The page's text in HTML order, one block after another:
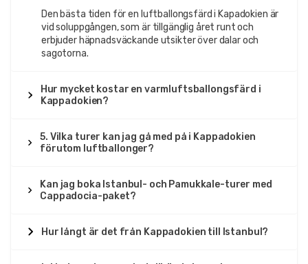
Den bästa tiden för en luftballongsfärd i Kapadokien är
vid soluppgången, som är tillgänglig året runt och
erbjuder häpnadsväckande utsikter över dalar och
sagotorna.
Hur mycket kostar en varmluftsballongsfärd i
Kappadokien?
5. Vilka turer kan jag gå med på i Kappadokien
förutom luftballonger?
Kan jag boka Istanbul- och Pamukkale-turer med
Cappadocia-paket?
Hur långt är det från Kappadokien till Istanbul?